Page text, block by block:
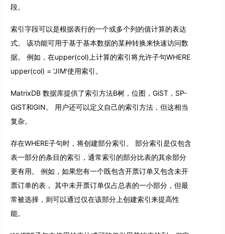
段。
索引字段可以是根据表行的一个或多个列的值计算的表达
式。 该功能可用于基于基本数据的某种转换来快速访问数
据。 例如，在upper(col)上计算的索引将允许子句WHERE
upper(col) = 'JIM'使用索引。
MatrixDB 数据库提供了索引方法B树，位图，GiST，SP-
GiST和GIN。 用户还可以定义自己的索引方法，但这相当
复杂。
存在WHERE子句时，将创建部分索引。 部分索引是仅包含
表一部分的条目的索引，通常索引的部分比表的其余部分
更有用。 例如，如果您有一个既包含开票订单又包含未开
票订单的表， 其中未开票订单仅占总表的一小部分，但最
常被选择，则可以通过仅在该部分上创建索引来提高性
能。